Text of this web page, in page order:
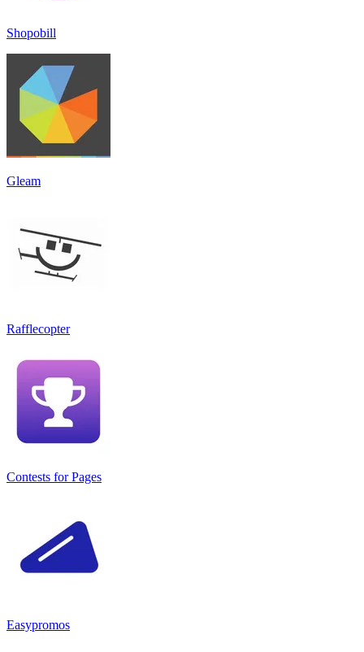
Shopobill
Gleam
Rafflecopter
Contests for Pages
Easypromos